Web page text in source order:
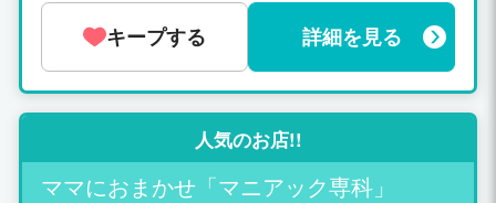
期、長期OK！アルバイトも歓迎致して
おります。 お気軽に相談下さいね♪
キープする 詳細を見る
人気のお店!!
ママにおまかせ「マニアック専科」